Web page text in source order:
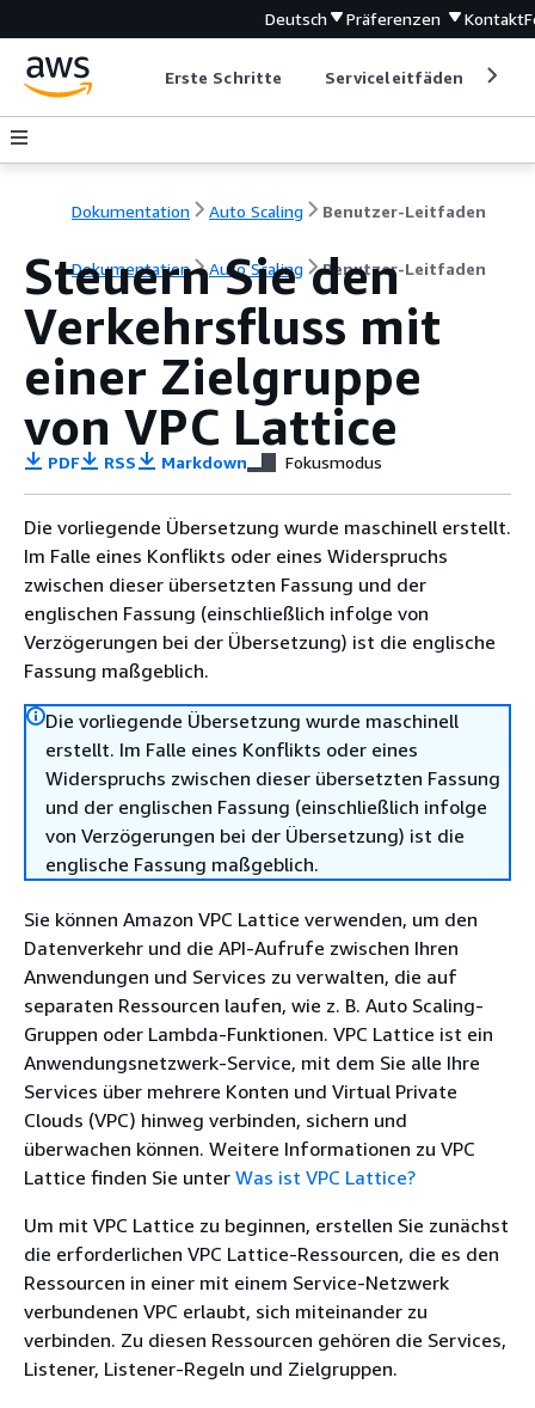
Deutsch Präferenzen Kontakt
Erste Schritte Serviceleitfäden
Dokumentation Auto Scaling Benutzer-Leitfaden
Dokumentation Auto Scaling Benutzer-Leitfaden
Steuern Sie den
Verkehrsfluss mit
einer Zielgruppe
von VPC Lattice
PDF RSS Markdown Fokusmodus
Die vorliegende Übersetzung wurde maschinell erstellt.
Im Falle eines Konflikts oder eines Widerspruchs
zwischen dieser übersetzten Fassung und der
englischen Fassung (einschließlich infolge von
Verzögerungen bei der Übersetzung) ist die englische
Fassung maßgeblich.
Die vorliegende Übersetzung wurde maschinell
erstellt. Im Falle eines Konflikts oder eines
Widerspruchs zwischen dieser übersetzten Fassung
und der englischen Fassung (einschließlich infolge
von Verzögerungen bei der Übersetzung) ist die
englische Fassung maßgeblich.
Sie können Amazon VPC Lattice verwenden, um den
Datenverkehr und die API-Aufrufe zwischen Ihren
Anwendungen und Services zu verwalten, die auf
separaten Ressourcen laufen, wie z. B. Auto Scaling-
Gruppen oder Lambda-Funktionen. VPC Lattice ist ein
Anwendungsnetzwerk-Service, mit dem Sie alle Ihre
Services über mehrere Konten und Virtual Private
Clouds (VPC) hinweg verbinden, sichern und
überwachen können. Weitere Informationen zu VPC
Lattice finden Sie unter Was ist VPC Lattice?
Um mit VPC Lattice zu beginnen, erstellen Sie zunächst
die erforderlichen VPC Lattice-Ressourcen, die es den
Ressourcen in einer mit einem Service-Netzwerk
verbundenen VPC erlaubt, sich miteinander zu
verbinden. Zu diesen Ressourcen gehören die Services,
Listener, Listener-Regeln und Zielgruppen.